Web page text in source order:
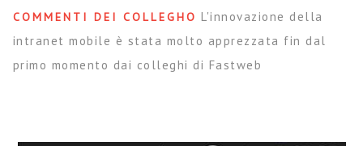
COMMENTI DEI COLLEGHO L'innovazione della
intranet mobile è stata molto apprezzata fin dal
primo momento dai colleghi di Fastweb